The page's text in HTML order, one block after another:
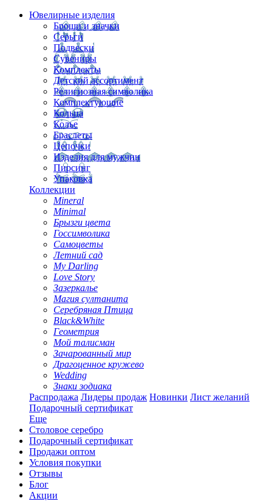
Ювелирные изделия
Броши и значки
Серьги
Подвески
Сувениры
Комплекты
Детский ассортимент
Религиозная символика
Комплектующие
Кольца
Колье
Браслеты
Цепочки
Изделия для мужчин
Пирсинг
Упаковка
Коллекции
Mineral
Minimal
Брызги цвета
Госсимволика
Самоцветы
Летний сад
My Darling
Love Story
Зазеркалье
Магия султанита
Серебряная Птица
Black&White
Геометрия
Мой талисман
Зачарованный мир
Драгоценное кружево
Wedding
Знаки зодиака
Распродажа Лидеры продаж Новинки Лист желаний
Подарочный сертификат
Еще
Столовое серебро
Подарочный сертификат
Продажи оптом
Условия покупки
Отзывы
Блог
Акции